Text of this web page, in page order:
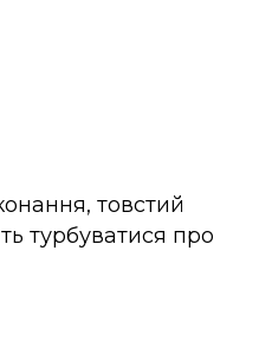
товстий
турбуватися про